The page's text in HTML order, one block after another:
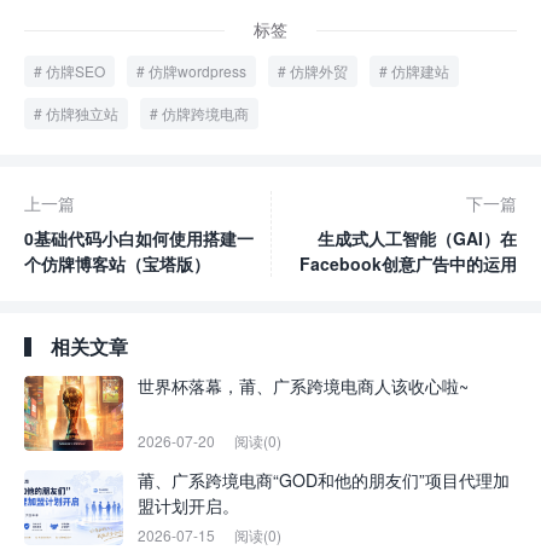
标签
仿牌SEO 仿牌wordpress 仿牌外贸 仿牌建站
仿牌独立站 仿牌跨境电商
上一篇
0基础代码小白如何使用搭建一
个仿牌博客站（宝塔版）
下一篇
生成式人工智能（GAI）在
Facebook创意广告中的运用
相关文章
世界杯落幕，莆、广系跨境电商人该收心啦~
2026-07-20 阅读(0)
莆、广系跨境电商“GOD和他的朋友们”项目代理加
盟计划开启。
2026-07-15 阅读(0)